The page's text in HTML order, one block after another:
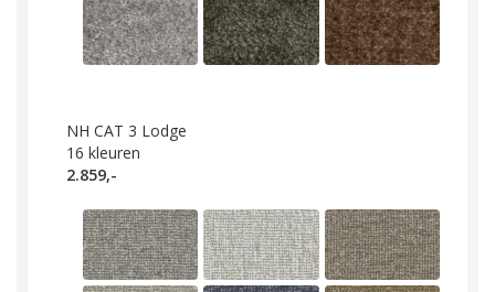
NH CAT 3 Lodge
16 kleuren
2.859,-